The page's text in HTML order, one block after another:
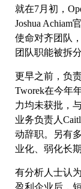
就在7月初，
Joshua
使命对齐团队
团队职能被拆
更早之前，负
Tworek在今年
力均未获批，
业务负责人
动辞职。另有
业化、弱化长
有分析人士认
盈利企业后，